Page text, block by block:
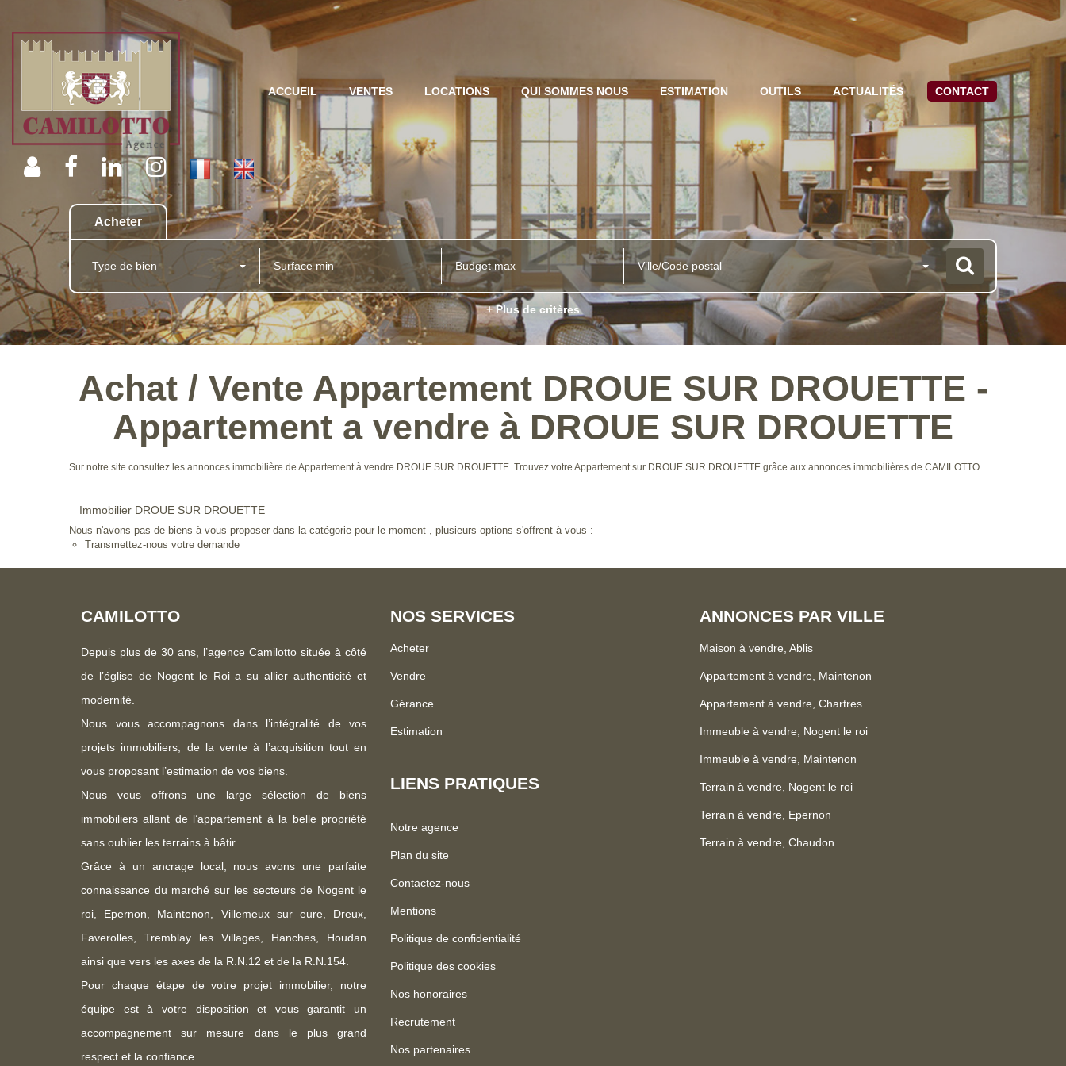
ACCUEIL VENTES LOCATIONS QUI SOMMES NOUS ESTIMATION OUTILS ACTUALITÉS CONTACT
Acheter
Type de bien Ville/Code postal
+ Plus de critères
Achat / Vente Appartement DROUE SUR DROUETTE -
Appartement a vendre à DROUE SUR DROUETTE
Sur notre site consultez les annonces immobilière de Appartement à vendre DROUE SUR DROUETTE. Trouvez votre Appartement sur DROUE SUR DROUETTE grâce aux annonces immobilières de CAMILOTTO.
Immobilier DROUE SUR DROUETTE
Nous n'avons pas de biens à vous proposer dans la catégorie pour le moment , plusieurs options s'offrent à vous :
Transmettez-nous votre demande
CAMILOTTO
Depuis plus de 30 ans, l’agence Camilotto située à côté
de l’église de Nogent le Roi a su allier authenticité et
modernité.
Nous vous accompagnons dans l’intégralité de vos
projets immobiliers, de la vente à l’acquisition tout en
vous proposant l’estimation de vos biens.
Nous vous offrons une large sélection de biens
immobiliers allant de l’appartement à la belle propriété
sans oublier les terrains à bâtir.
Grâce à un ancrage local, nous avons une parfaite
connaissance du marché sur les secteurs de Nogent le
roi, Epernon, Maintenon, Villemeux sur eure, Dreux,
Faverolles, Tremblay les Villages, Hanches, Houdan
ainsi que vers les axes de la R.N.12 et de la R.N.154.
Pour chaque étape de votre projet immobilier, notre
équipe est à votre disposition et vous garantit un
accompagnement sur mesure dans le plus grand
respect et la confiance.
NOS SERVICES
Acheter
Vendre
Gérance
Estimation
LIENS PRATIQUES
Notre agence
Plan du site
Contactez-nous
Mentions
Politique de confidentialité
Politique des cookies
Nos honoraires
Recrutement
Nos partenaires
ANNONCES PAR VILLE
Maison à vendre, Ablis
Appartement à vendre, Maintenon
Appartement à vendre, Chartres
Immeuble à vendre, Nogent le roi
Immeuble à vendre, Maintenon
Terrain à vendre, Nogent le roi
Terrain à vendre, Epernon
Terrain à vendre, Chaudon